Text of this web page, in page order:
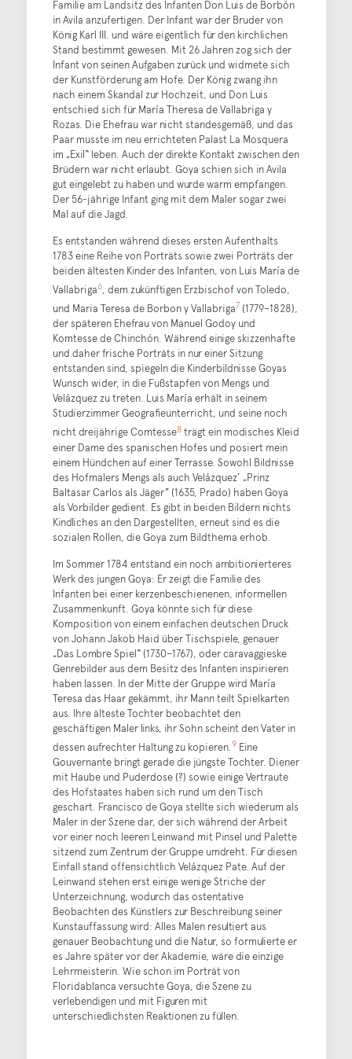
Familie am Landsitz des Infanten Don Luis de Borbón
in Avila anzufertigen. Der Infant war der Bruder von
König Karl III. und wäre eigentlich für den kirchlichen
Stand bestimmt gewesen. Mit 26 Jahren zog sich der
Infant von seinen Aufgaben zurück und widmete sich
der Kunstförderung am Hofe. Der König zwang ihn
nach einem Skandal zur Hochzeit, und Don Luis
entschied sich für María Theresa de Vallabriga y
Rozas. Die Ehefrau war nicht standesgemäß, und das
Paar musste im neu errichteten Palast La Mosquera
im „Exil“ leben. Auch der direkte Kontakt zwischen den
Brüdern war nicht erlaubt. Goya schien sich in Avila
gut eingelebt zu haben und wurde warm empfangen.
Der 56-jährige Infant ging mit dem Maler sogar zwei
Mal auf die Jagd.
Es entstanden während dieses ersten Aufenthalts
1783 eine Reihe von Porträts sowie zwei Porträts der
beiden ältesten Kinder des Infanten, von Luis María de
Vallabriga6, dem zukünftigen Erzbischof von Toledo,
und Maria Teresa de Borbon y Vallabriga7(1779–1828),
der späteren Ehefrau von Manuel Godoy und
Komtesse de Chinchón. Während einige skizzenhafte
und daher frische Porträts in nur einer Sitzung
entstanden sind, spiegeln die Kinderbildnisse Goyas
Wunsch wider, in die Fußstapfen von Mengs und
Velázquez zu treten. Luis María erhält in seinem
Studierzimmer Geografieunterricht, und seine noch
nicht dreijährige Comtesse8trägt ein modisches Kleid
einer Dame des spanischen Hofes und posiert mein
einem Hündchen auf einer Terrasse. Sowohl Bildnisse
des Hofmalers Mengs als auch Velázquez’ „Prinz
Baltasar Carlos als Jäger” (1635, Prado) haben Goya
als Vorbilder gedient. Es gibt in beiden Bildern nichts
Kindliches an den Dargestellten, erneut sind es die
sozialen Rollen, die Goya zum Bildthema erhob.
Im Sommer 1784 entstand ein noch ambitionierteres
Werk des jungen Goya: Er zeigt die Familie des
Infanten bei einer kerzenbeschienenen, informellen
Zusammenkunft. Goya könnte sich für diese
Komposition von einem einfachen deutschen Druck
von Johann Jakob Haid über Tischspiele, genauer
„Das Lombre Spiel“ (1730–1767), oder caravaggieske
Genrebilder aus dem Besitz des Infanten inspirieren
haben lassen. In der Mitte der Gruppe wird María
Teresa das Haar gekämmt, ihr Mann teilt Spielkarten
aus. Ihre älteste Tochter beobachtet den
geschäftigen Maler links, ihr Sohn scheint den Vater in
dessen aufrechter Haltung zu kopieren.9Eine
Gouvernante bringt gerade die jüngste Tochter. Diener
mit Haube und Puderdose (?) sowie einige Vertraute
des Hofstaates haben sich rund um den Tisch
geschart. Francisco de Goya stellte sich wiederum als
Maler in der Szene dar, der sich während der Arbeit
vor einer noch leeren Leinwand mit Pinsel und Palette
sitzend zum Zentrum der Gruppe umdreht. Für diesen
Einfall stand offensichtlich Velázquez Pate. Auf der
Leinwand stehen erst einige wenige Striche der
Unterzeichnung, wodurch das ostentative
Beobachten des Künstlers zur Beschreibung seiner
Kunstauffassung wird: Alles Malen resultiert aus
genauer Beobachtung und die Natur, so formulierte er
es Jahre später vor der Akademie, wäre die einzige
Lehrmeisterin. Wie schon im Porträt von
Floridablanca versuchte Goya, die Szene zu
verlebendigen und mit Figuren mit
unterschiedlichsten Reaktionen zu füllen.